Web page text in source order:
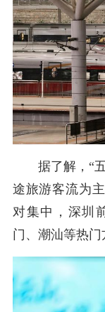
据了解，“
途旅游客流为
对集中，深圳
门、潮汕等热门